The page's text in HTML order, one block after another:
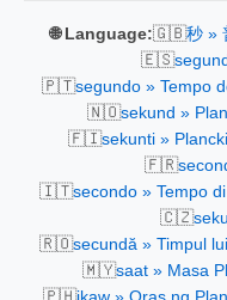
🌐 Language:🇬🇧秒 »
🇪🇸
🇵🇹segundo » Tempo
🇳🇴sekund »
🇫🇮sekunti »
🇫🇷
🇮🇹secondo » Tempo
🇨🇿
🇷🇴secundă » Timpul
🇲🇾saat » Masa